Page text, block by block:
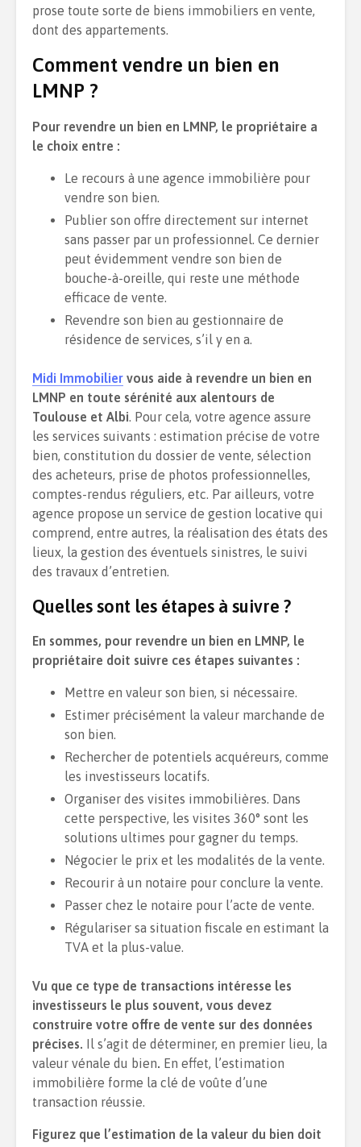
prose toute sorte de biens immobiliers en vente,
dont des appartements.
Comment vendre un bien en
LMNP ?
Pour revendre un bien en LMNP, le propriétaire a
le choix entre :
Le recours à une agence immobilière pour
vendre son bien.
Publier son offre directement sur internet
sans passer par un professionnel. Ce dernier
peut évidemment vendre son bien de
bouche-à-oreille, qui reste une méthode
efficace de vente.
Revendre son bien au gestionnaire de
résidence de services, s’il y en a.
Midi Immobilier vous aide à revendre un bien en
LMNP en toute sérénité aux alentours de
Toulouse et Albi. Pour cela, votre agence assure
les services suivants : estimation précise de votre
bien, constitution du dossier de vente, sélection
des acheteurs, prise de photos professionnelles,
comptes-rendus réguliers, etc. Par ailleurs, votre
agence propose un service de gestion locative qui
comprend, entre autres, la réalisation des états des
lieux, la gestion des éventuels sinistres, le suivi
des travaux d’entretien.
Quelles sont les étapes à suivre ?
En sommes, pour revendre un bien en LMNP, le
propriétaire doit suivre ces étapes suivantes :
Mettre en valeur son bien, si nécessaire.
Estimer précisément la valeur marchande de
son bien.
Rechercher de potentiels acquéreurs, comme
les investisseurs locatifs.
Organiser des visites immobilières. Dans
cette perspective, les visites 360° sont les
solutions ultimes pour gagner du temps.
Négocier le prix et les modalités de la vente.
Recourir à un notaire pour conclure la vente.
Passer chez le notaire pour l’acte de vente.
Régulariser sa situation fiscale en estimant la
TVA et la plus-value.
Vu que ce type de transactions intéresse les
investisseurs le plus souvent, vous devez
construire votre offre de vente sur des données
précises. Il s’agit de déterminer, en premier lieu, la
valeur vénale du bien. En effet, l’estimation
immobilière forme la clé de voûte d’une
transaction réussie.
Figurez que l’estimation de la valeur du bien doit